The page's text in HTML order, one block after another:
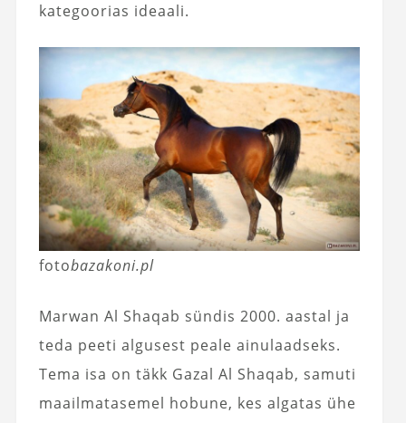
kategoorias ideaali.
fotobazakoni.pl
Marwan Al Shaqab sündis 2000. aastal ja
teda peeti algusest peale ainulaadseks.
Tema isa on täkk Gazal Al Shaqab, samuti
maailmatasemel hobune, kes algatas ühe